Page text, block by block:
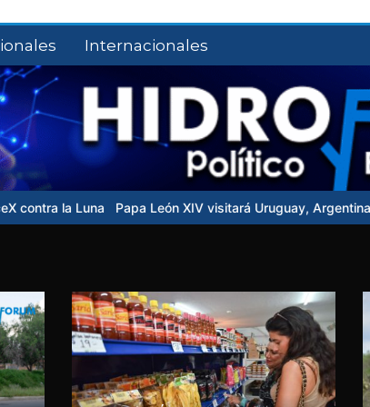
Internacionales
León XIV visitará Uruguay, Argentina y Perú en noviembre